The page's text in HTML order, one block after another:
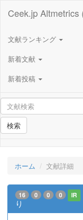
Ceek.jp Altmetrics
文献ランキング
新着文献
新着投稿
検索
ホーム 文献詳細
16 0 0 0 IR
り